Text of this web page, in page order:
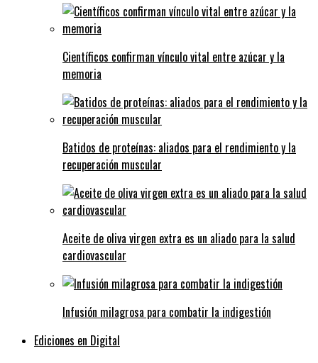
Científicos confirman vínculo vital entre azúcar y la
memoria
Batidos de proteínas: aliados para el rendimiento y la
recuperación muscular
Aceite de oliva virgen extra es un aliado para la salud
cardiovascular
Infusión milagrosa para combatir la indigestión
Ediciones en Digital